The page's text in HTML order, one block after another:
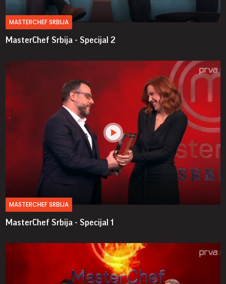
MASTERCHEF SRBIJA
MasterChef Srbija - Specijal 2
MASTERCHEF SRBIJA
MasterChef Srbija - Specijal 1